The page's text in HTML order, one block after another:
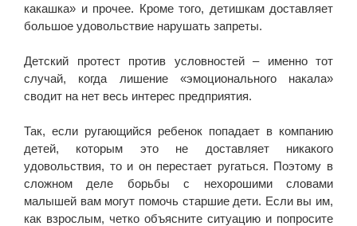
какашка» и прочее. Кроме того, детишкам доставляет
большое удовольствие нарушать запреты.
Детский протест против условностей – именно тот
случай, когда лишение «эмоционального накала»
сводит на нет весь интерес предприятия.
Так, если ругающийся ребенок попадает в компанию
детей, которым это не доставляет никакого
удовольствия, то и он перестает ругаться. Поэтому в
сложном деле борьбы с нехорошими словами
малышей вам могут помочь старшие дети. Если вы им,
как взрослым, четко объясните ситуацию и попросите